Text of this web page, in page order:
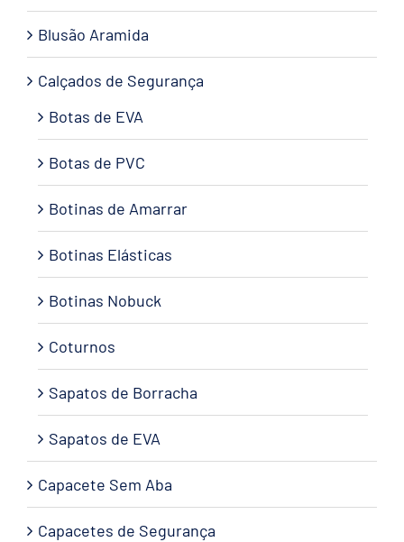
Blusão Aramida
Calçados de Segurança
Botas de EVA
Botas de PVC
Botinas de Amarrar
Botinas Elásticas
Botinas Nobuck
Coturnos
Sapatos de Borracha
Sapatos de EVA
Capacete Sem Aba
Capacetes de Segurança